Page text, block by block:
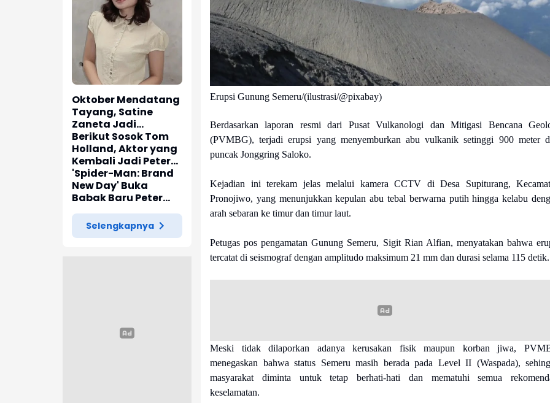
Oktober Mendatang
Tayang, Satine
Zaneta Jadi
Pemeran Utama Film
Siti Si Vampir
Berikut Sosok Tom
Holland, Aktor yang
Kembali Jadi Peter
Parker di 'Spider-
Man: Brand New Day'
'Spider-Man: Brand
New Day' Buka
Babak Baru Peter
Parker di Marvel
Cinematic Universe
Selengkapnya
Erupsi Gunung Semeru/(ilustrasi/@pixabay)
Berdasarkan laporan resmi dari Pusat Vulkanologi dan Mitigasi Bencana
(PVMBG), terjadi erupsi yang menyemburkan abu vulkanik setinggi 900 meter
puncak Jonggring Saloko.
Kejadian ini terekam jelas melalui kamera CCTV di Desa Supiturang,
Pronojiwo, yang menunjukkan kepulan abu tebal berwarna putih hingga kelabu
arah sebaran ke timur dan timur laut.
Petugas pos pengamatan Gunung Semeru, Sigit Rian Alfian, menyatakan bahwa
tercatat di seismograf dengan amplitudo maksimum 21 mm dan durasi selama 115 detik.
Meski tidak dilaporkan adanya kerusakan fisik maupun korban jiwa,
menegaskan bahwa status Semeru masih berada pada Level II (Waspada),
masyarakat diminta untuk tetap berhati-hati dan mematuhi semua
keselamatan.